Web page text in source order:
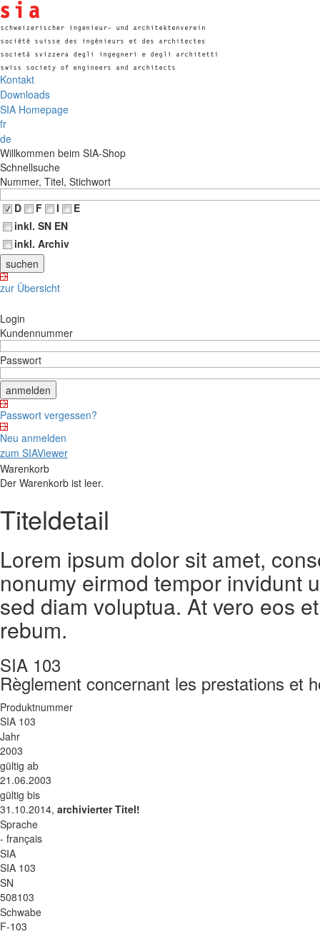
Kontakt
Downloads
SIA Homepage
fr
de
Willkommen beim SIA-Shop
Schnellsuche
Nummer, Titel, Stichwort
D
F I
E
inkl. SN EN
inkl. Archiv
zur Übersicht
Login
Kundennummer
Passwort
Passwort vergessen?
Neu anmelden
zum SIAViewer
Warenkorb
Der Warenkorb ist leer.
Titeldetail
Lorem ipsum dolor sit amet,
nonumy eirmod tempor invidunt
sed diam voluptua. At vero eos
rebum.
SIA 103
Règlement concernant les prestations et
Produktnummer
SIA 103
Jahr
2003
gültig ab
21.06.2003
gültig bis
31.10.2014, archivierter Titel!
Sprache
- français
SIA
SIA 103
SN
508103
Schwabe
F-103